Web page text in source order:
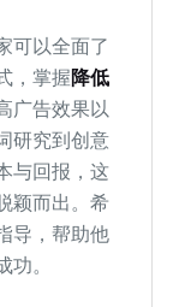
可以全面了
，掌握降低
广告效果以
研究到创意
与回报，这
颖而出。希
导，帮助他
。